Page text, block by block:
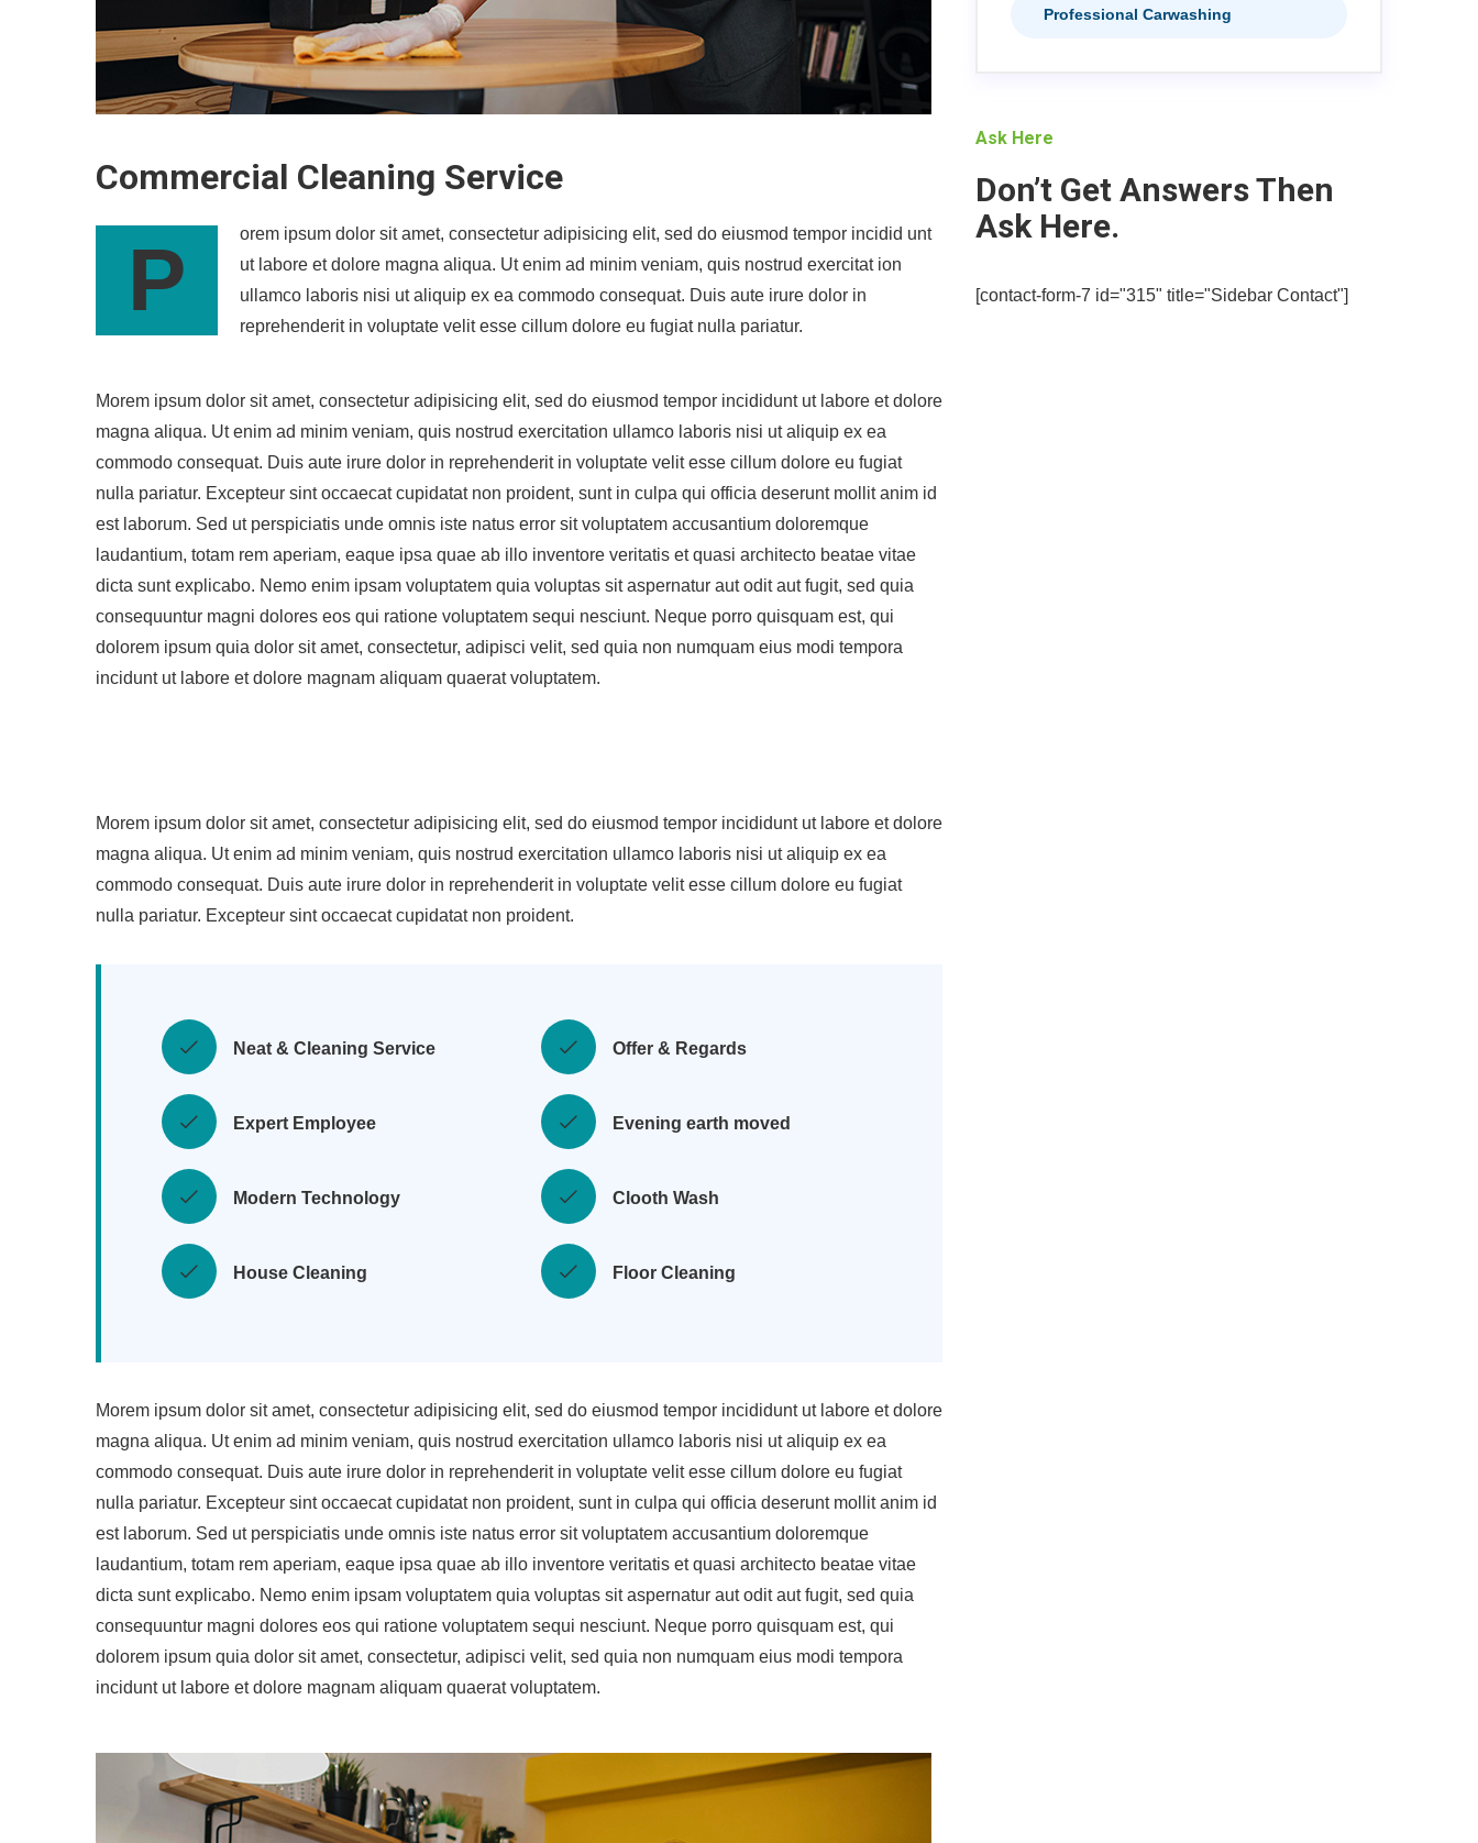
Commercial Cleaning Service
P
orem ipsum dolor sit amet, consectetur adipisicing elit, sed do eiusmod tempor incidid unt
ut labore et dolore magna aliqua. Ut enim ad minim veniam, quis nostrud exercitat ion
ullamco laboris nisi ut aliquip ex ea commodo consequat. Duis aute irure dolor in
reprehenderit in voluptate velit esse cillum dolore eu fugiat nulla pariatur.
Morem ipsum dolor sit amet, consectetur adipisicing elit, sed do eiusmod tempor incididunt ut labore et dolore
magna aliqua. Ut enim ad minim veniam, quis nostrud exercitation ullamco laboris nisi ut aliquip ex ea
commodo consequat. Duis aute irure dolor in reprehenderit in voluptate velit esse cillum dolore eu fugiat
nulla pariatur. Excepteur sint occaecat cupidatat non proident, sunt in culpa qui officia deserunt mollit anim id
est laborum. Sed ut perspiciatis unde omnis iste natus error sit voluptatem accusantium doloremque
laudantium, totam rem aperiam, eaque ipsa quae ab illo inventore veritatis et quasi architecto beatae vitae
dicta sunt explicabo. Nemo enim ipsam voluptatem quia voluptas sit aspernatur aut odit aut fugit, sed quia
consequuntur magni dolores eos qui ratione voluptatem sequi nesciunt. Neque porro quisquam est, qui
dolorem ipsum quia dolor sit amet, consectetur, adipisci velit, sed quia non numquam eius modi tempora
incidunt ut labore et dolore magnam aliquam quaerat voluptatem.
Morem ipsum dolor sit amet, consectetur adipisicing elit, sed do eiusmod tempor incididunt ut labore et dolore
magna aliqua. Ut enim ad minim veniam, quis nostrud exercitation ullamco laboris nisi ut aliquip ex ea
commodo consequat. Duis aute irure dolor in reprehenderit in voluptate velit esse cillum dolore eu fugiat
nulla pariatur. Excepteur sint occaecat cupidatat non proident.
Neat & Cleaning Service Offer & Regards
Expert Employee Evening earth moved
Modern Technology Clooth Wash
House Cleaning Floor Cleaning
Morem ipsum dolor sit amet, consectetur adipisicing elit, sed do eiusmod tempor incididunt ut labore et dolore
magna aliqua. Ut enim ad minim veniam, quis nostrud exercitation ullamco laboris nisi ut aliquip ex ea
commodo consequat. Duis aute irure dolor in reprehenderit in voluptate velit esse cillum dolore eu fugiat
nulla pariatur. Excepteur sint occaecat cupidatat non proident, sunt in culpa qui officia deserunt mollit anim id
est laborum. Sed ut perspiciatis unde omnis iste natus error sit voluptatem accusantium doloremque
laudantium, totam rem aperiam, eaque ipsa quae ab illo inventore veritatis et quasi architecto beatae vitae
dicta sunt explicabo. Nemo enim ipsam voluptatem quia voluptas sit aspernatur aut odit aut fugit, sed quia
consequuntur magni dolores eos qui ratione voluptatem sequi nesciunt. Neque porro quisquam est, qui
dolorem ipsum quia dolor sit amet, consectetur, adipisci velit, sed quia non numquam eius modi tempora
incidunt ut labore et dolore magnam aliquam quaerat voluptatem.
Professional Carwashing
Ask Here
Don’t Get Answers Then
Ask Here.
[contact-form-7 id="315" title="Sidebar Contact"]